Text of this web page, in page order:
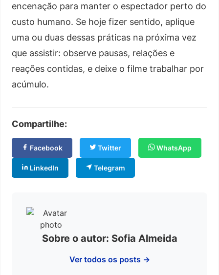
encenação para manter o espectador perto do
custo humano. Se hoje fizer sentido, aplique
uma ou duas dessas práticas na próxima vez
que assistir: observe pausas, relações e
reações contidas, e deixe o filme trabalhar por
acúmulo.
Compartilhe:
Facebook Twitter WhatsApp
LinkedIn Telegram
Sobre o autor: Sofia Almeida
Ver todos os posts →